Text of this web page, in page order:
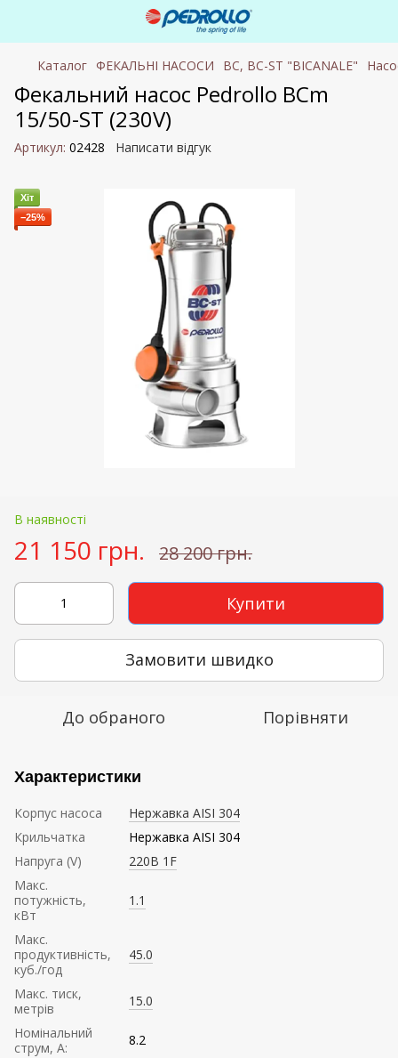
Каталог ФЕКАЛЬНІ НАСОСИ BC, BC-ST "BICANALE"
Фекальний насос Pedrollo BCm
15/50-ST (230V)
Артикул: 02428 Написати відгук
Хіт
−25%
В наявності
21 150 грн. 28 200 грн.
Купити
Замовити швидко
До обраного Порівняти
Характеристики
Корпус насоса
Нержавка AISI 304
Крильчатка
Нержавка AISI 304
Напруга (V)
220В 1F
Mакс.
потужність,
кВт
1.1
Mакс.
продуктивність,
куб./год
45.0
Maкс. тиск,
метрів
15.0
Номінальний
струм, А:
8.2